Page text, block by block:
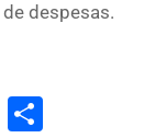
despesas.